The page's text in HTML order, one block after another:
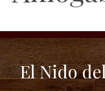
El Nido